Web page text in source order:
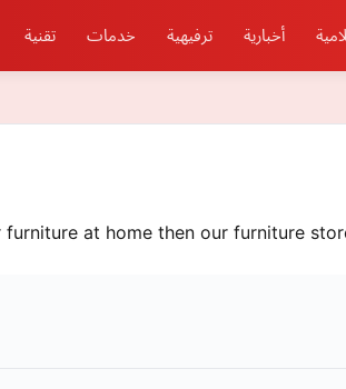
أخبارية ترفيهية خدمات تقنية
at home then our furniture